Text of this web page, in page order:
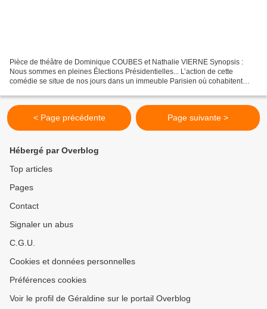
Pièce de théâtre de Dominique COUBES et Nathalie VIERNE Synopsis :
Nous sommes en pleines Élections Présidentielles... L’action de cette
comédie se situe de nos jours dans un immeuble Parisien où cohabitent
< Page précédente Page suivante >
Hébergé par Overblog
Top articles
Pages
Contact
Signaler un abus
C.G.U.
Cookies et données personnelles
Préférences cookies
Voir le profil de Géraldine sur le portail Overblog